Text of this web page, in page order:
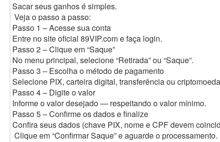
Sacar seus ganhos é simples.
Veja o passo a passo:
Passo 1 – Acesse sua conta
Entre no site oficial 89VIP.com e faça login.
Passo 2 – Clique em “Saque”
No menu principal, selecione “Retirada” ou “Saque”.
Passo 3 – Escolha o método de pagamento
Selecione PIX, carteira digital, transferência ou
Passo 4 – Digite o valor
Informe o valor desejado — respeitando o valor mínimo.
Passo 5 – Confirme os dados e finalize
Confira seus dados (chave PIX, nome e CPF devem
Clique em “Confirmar Saque” e aguarde o processamento.